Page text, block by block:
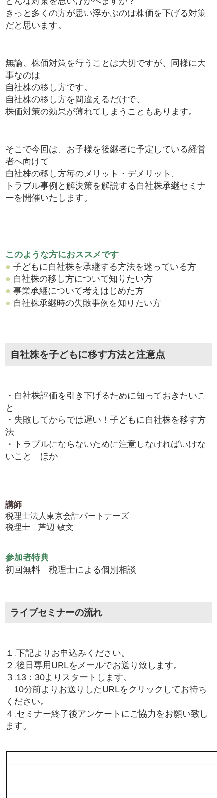
きっと多くの方が思い浮かぶのは株価を下げる対策
だと思います。
無論、株価対策を行うことは大切ですが、同様に大
事なのは
自社株の移し方です。
自社株の移し方を間違えるだけで、
株価対策の効果が薄れてしまうこともあります。
そこで今回は、お子様を後継者に予定している経営
者へ向けて
自社株の移し方毎のメリット・デメリット、
トラブル事例と解決策を解説する自社株承継セミナ
ーを開催いたします。
このような方におススメです
● 子どもに自社株を承継する方法を迷っている方
● 自社株の移し方について知りたい方
● 事業承継について考えはじめた方
● 自社株承継時の失敗事例を知りたい方
自社株を子どもに移す方法と注意点
・自社株評価を引き下げるために知っておきたいこ
と
・失敗してからでは遅い！子どもに自社株を移す方
法
・トラブルにならないために注意しなければいけな
いこと ほか
講師
税理士法人東京会計パートナーズ
税理士 芦辺 敏文
参加者特典
初回無料 税理士による個別相談
ライブセミナーの流れ
１.下記よりお申込みください。
２.後日専用URLをメールでお送り致します。
３.13：30よりスタートします。
10分前よりお送りしたURLをクリックしてお待ち
ください。
４.セミナー終了後アンケートにご協力をお願い致し
ます。